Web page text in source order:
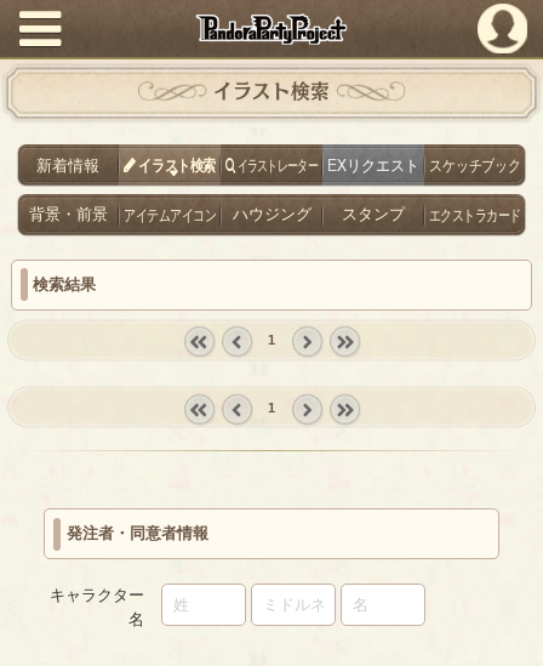
PandoraPartyProject
イラスト検索
新着情報 イラスト検索 イラストレーター EXリクエスト スケッチブック
背景・前景 アイテムアイコン ハウジング スタンプ エクストラカード
検索結果
prev
1
1
発注者・同意者情報
キャラクター
名